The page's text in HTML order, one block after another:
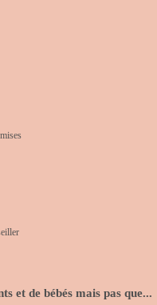
et de bébés mais pas que...